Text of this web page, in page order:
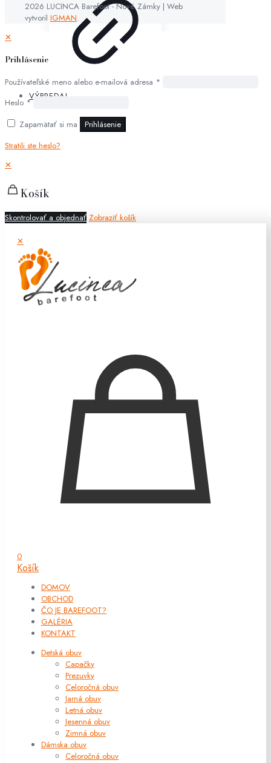
VÝPREDAJ
2026 LUCINCA Barefoot - Nové Zámky | Web
vytvoril IGMAN.
✕
Prihlásenie
Používateľské meno alebo e-mailová adresa *
Heslo *
Zapamätať si ma
Prihlásenie
Stratili ste heslo?
✕
Košík
Skontrolovať a objednať Zobraziť košík
✕
0
Košík
DOMOV
OBCHOD
ČO JE BAREFOOT?
GALÉRIA
KONTAKT
Detská obuv
Capačky
Prezuvky
Celoročná obuv
Jarná obuv
Letná obuv
Jesenná obuv
Zimná obuv
Dámska obuv
Celoročná obuv